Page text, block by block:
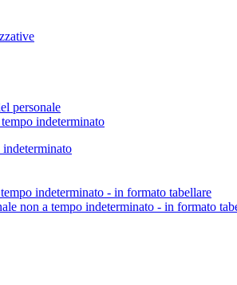
personale
indeterminato
indeterminato
indeterminato - in formato tabellare
non a tempo indeterminato - in formato